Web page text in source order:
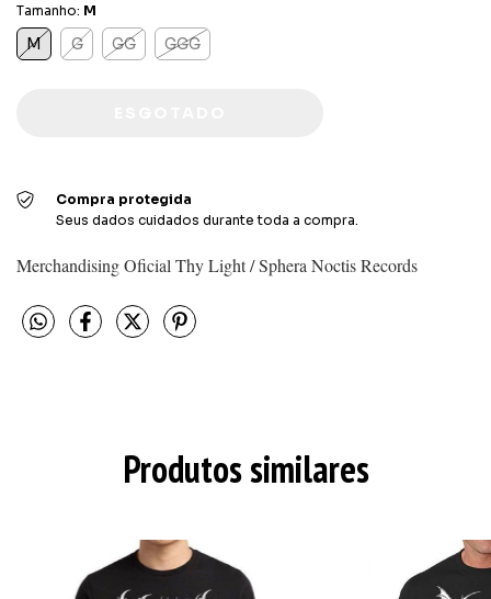
Tamanho: M
M G GG GGG
Compra protegida
Seus dados cuidados durante toda a compra.
Merchandising Oficial Thy Light / Sphera Noctis Records
Produtos similares